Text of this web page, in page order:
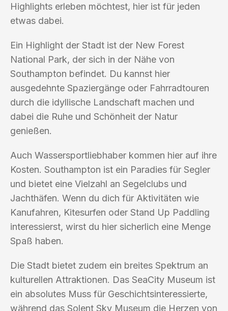
Highlights erleben möchtest, hier ist für jeden
etwas dabei.
Ein Highlight der Stadt ist der New Forest
National Park, der sich in der Nähe von
Southampton befindet. Du kannst hier
ausgedehnte Spaziergänge oder Fahrradtouren
durch die idyllische Landschaft machen und
dabei die Ruhe und Schönheit der Natur
genießen.
Auch Wassersportliebhaber kommen hier auf ihre
Kosten. Southampton ist ein Paradies für Segler
und bietet eine Vielzahl an Segelclubs und
Jachthäfen. Wenn du dich für Aktivitäten wie
Kanufahren, Kitesurfen oder Stand Up Paddling
interessierst, wirst du hier sicherlich eine Menge
Spaß haben.
Die Stadt bietet zudem ein breites Spektrum an
kulturellen Attraktionen. Das SeaCity Museum ist
ein absolutes Muss für Geschichtsinteressierte,
während das Solent Sky Museum die Herzen von